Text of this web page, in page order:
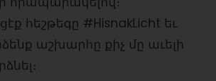
հեշթեգը #HisnakLicht եւ
աշխարհը քիչ մը աւելի